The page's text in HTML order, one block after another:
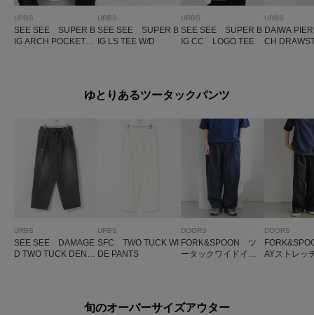
URBS
SEE SEE SUPER B
IG ARCH POCKET T
URBS
SEE SEE SUPER B
IG LS TEE W/D
URBS
SEE SEE SUPER B
IG CC LOGO TEE
URBS
DAIWA
CH
ゆとりあるツータックパンツ
URBS
SEE SEE DAMAGE
D TWO TUCK DENI
URBS
SFC TWO TUCK WI
DE PANTS
DOORS
FORK&SPOON ツ
ータックワイドイー
DOORS
AYストレッ
旬のオーバーサイズアウター